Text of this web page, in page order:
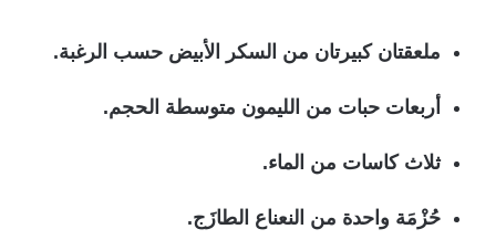
ملعقتان كبيرتان من السكر الأبيض حسب الرغبة.
أربعات حبات من الليمون متوسطة الحجم.
ثلاث كاسات من الماء.
حُزْمَة واحدة من النعناع الطازَج.